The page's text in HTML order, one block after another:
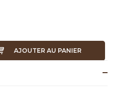
AJOUTER AU PANIER